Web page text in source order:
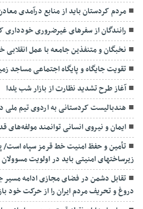
مردم کردستان باید از منابع درآمدی
رانندگان از سفرهای غیرضروری خودداری
نخبگان و متنفذین جامعه با عمل انقلابی
تقویت جایگاه و پایگاه اجتماعی مساجد
آغاز طرح تشدید نظارت از بازار شب یلدا
هندبالیست کردستانی به اردوی تیم
ایمان و نیروی انسانی توانمند
تأمین و حفظ امنیت خط قرمز سپاه است/
زیرساختهای امنیتی باید در اولویت
تقابل دشمن در فضای مجازی ادامه
دروغ و تحریف مردم ایران را از حرکت خود